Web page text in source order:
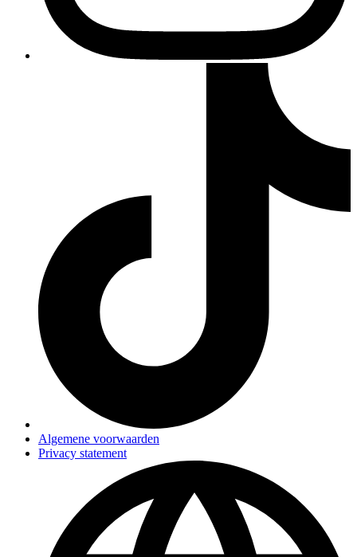
Algemene voorwaarden
Privacy statement